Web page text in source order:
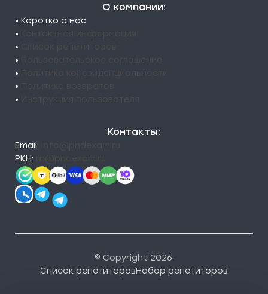
О компании:
• Коротко о нас
•
•
•
•
•
•
Контакты:
Email:
РКН:
© Copyright 2026.
Список репетиторовНабор репетиторов